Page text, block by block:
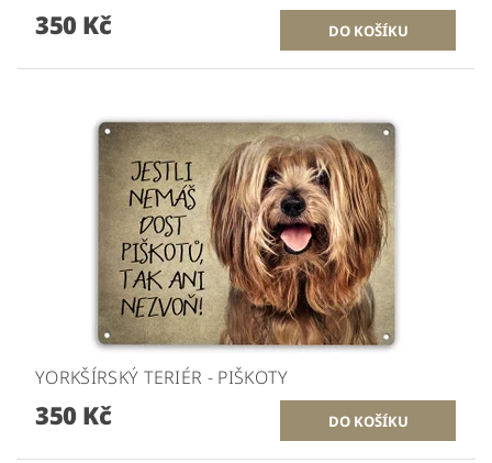
350 Kč
YORKŠÍRSKÝ TERIÉR - PIŠKOTY
350 Kč